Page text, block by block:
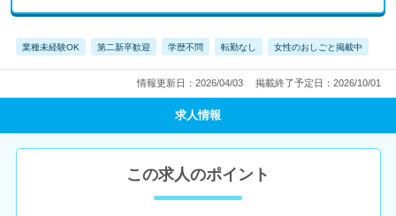
業種未経験OK 第二新卒歓迎 学歴不問 転勤なし 女性のおしごと掲載中
情報更新日：2026/04/03 掲載終了予定日：2026/10/01
求人情報
この求人のポイント